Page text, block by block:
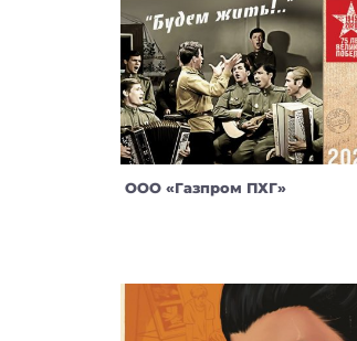
ООО «Газпром ПХГ»